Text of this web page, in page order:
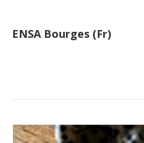
ENSA Bourges (Fr)